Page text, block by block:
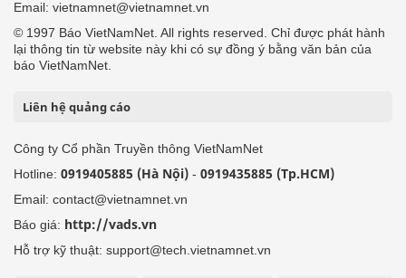
Email: vietnamnet@vietnamnet.vn
© 1997 Báo VietNamNet. All rights reserved. Chỉ được phát hành
lại thông tin từ website này khi có sự đồng ý bằng văn bản của
báo VietNamNet.
Liên hệ quảng cáo
Công ty Cổ phần Truyền thông VietNamNet
Hotline: 0919405885 (Hà Nội) - 0919435885 (Tp.HCM)
Email: contact@vietnamnet.vn
Báo giá: http://vads.vn
Hỗ trợ kỹ thuật: support@tech.vietnamnet.vn